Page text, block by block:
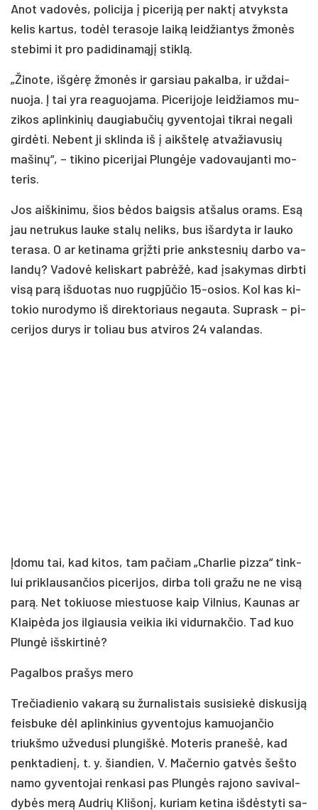
Anot va­do­vės, po­li­ci­ja į pi­ce­ri­ją per nak­tį at­vyks­ta
ke­lis kar­tus, to­dėl te­ra­so­je lai­ką lei­džian­tys žmo­nės
ste­bi­mi it pro pa­di­di­na­mą­jį stik­lą.
„Ži­no­te, iš­gė­rę žmo­nės ir gar­siau pa­kal­ba, ir už­dai­
nuo­ja. Į tai yra rea­guo­ja­ma. Pi­ce­ri­jo­je lei­džia­mos mu­
zi­kos ap­lin­ki­nių dau­gia­bu­čių gy­ven­to­jai tik­rai ne­ga­li
gir­dė­ti. Ne­bent ji sklin­da iš į aikš­te­lę at­va­žia­vu­sių
ma­ši­nų“, – ti­ki­no pi­ce­ri­jai Plun­gė­je va­do­vau­jan­ti mo­
te­ris.
Jos aiš­ki­ni­mu, šios bė­dos baig­sis at­ša­lus orams. Esą
jau ne­tru­kus lau­ke sta­lų ne­liks, bus išar­dy­ta ir lau­ko
te­ra­sa. O ar ke­ti­na­ma grįž­ti prie anks­tes­nių dar­bo va­
lan­dų? Va­do­vė ke­lis­kart pa­brė­žė, kad įsa­ky­mas dirb­ti
vi­są pa­rą iš­duo­tas nuo rugp­jū­čio 15-osios. Kol kas ki­
to­kio nu­ro­dy­mo iš di­rek­to­riaus ne­gau­ta. Sup­rask – pi­
ce­ri­jos du­rys ir to­liau bus at­vi­ros 24 va­lan­das.
Įdo­mu tai, kad ki­tos, tam pa­čiam „Char­lie piz­za“ tink­
lui pri­klau­san­čios pi­ce­ri­jos, dir­ba to­li gra­žu ne ne vi­są
pa­rą. Net to­kiuo­se mies­tuo­se kaip Vil­nius, Kau­nas ar
Klai­pė­da jos il­giau­sia vei­kia iki vi­dur­nak­čio. Tad kuo
Plun­gė iš­skir­ti­nė?
Pa­gal­bos pra­šys me­ro
Tre­čia­die­nio va­ka­rą su žur­na­lis­tais su­si­sie­kė dis­ku­si­ją
feis­bu­ke dėl ap­lin­ki­nius gy­ven­to­jus ka­muo­jan­čio
triukš­mo už­ve­du­si plun­giš­kė. Mo­te­ris pra­ne­šė, kad
penk­ta­die­nį, t. y. šian­dien, V. Ma­čer­nio gat­vės šeš­to
na­mo gy­ven­to­jai ren­ka­si pas Plun­gės ra­jo­no sa­vi­val­
dy­bės me­rą Aud­rių Kli­šo­nį, ku­riam ke­ti­na iš­dės­ty­ti sa­